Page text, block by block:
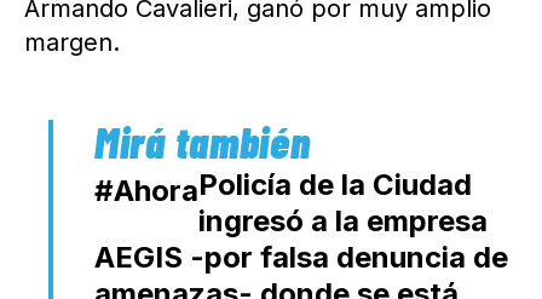
Armando Cavalieri, ganó por muy amplio
margen.
#AhoraPolicía de la Ciudad
ingresó a la empresa
AEGIS -por falsa denuncia de